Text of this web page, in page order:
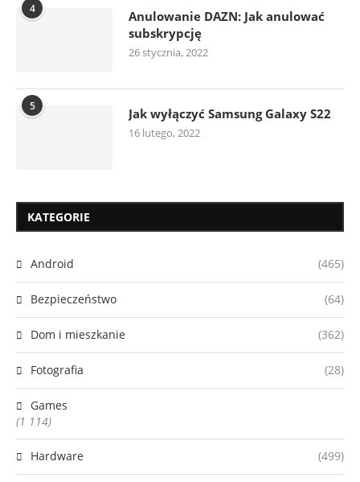
4
Anulowanie DAZN: Jak anulować
subskrypcję
26 stycznia, 2022
5 Jak wyłączyć Samsung Galaxy S22
16 lutego, 2022
KATEGORIE
Android (465)
Bezpieczeństwo (64)
Dom i mieszkanie (362)
Fotografia (28)
Games
(1 114)
Hardware (499)